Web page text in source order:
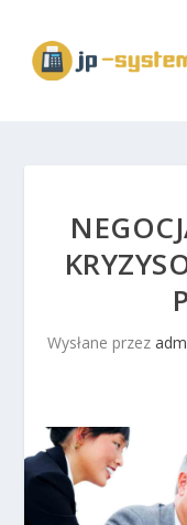
Wysłane przez